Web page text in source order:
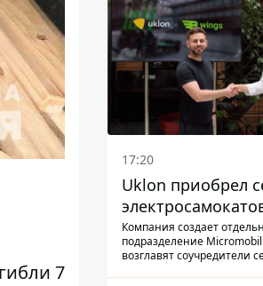
7
17:20
Uklon приобрел
Компания создает
подразделение
возглавят соучредители